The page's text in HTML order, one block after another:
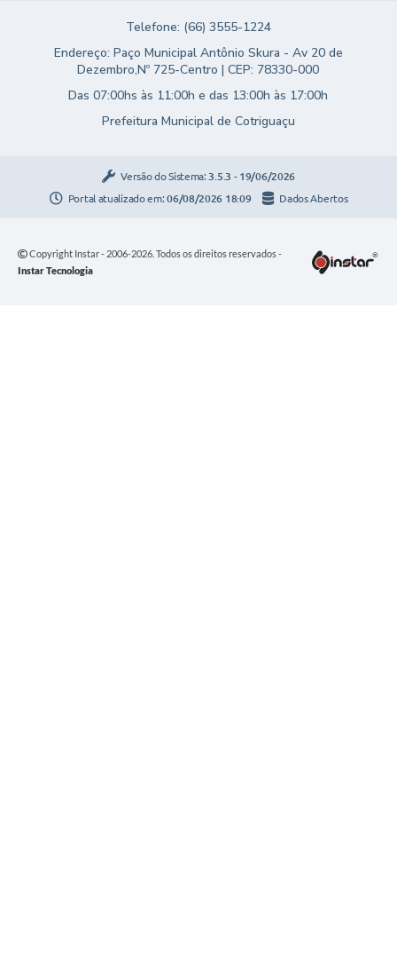
Telefone: (66) 3555-1224
Endereço: Paço Municipal Antônio Skura - Av 20 de
Dezembro,Nº 725-Centro | CEP: 78330-000
Das 07:00hs às 11:00h e das 13:00h às 17:00h
Prefeitura Municipal de Cotriguaçu
Versão do Sistema: 3.5.3 - 19/06/2026
Portal atualizado em:06/08/2026 18:09 Dados Abertos
Copyright Instar - 2006-2026. Todos os direitos reservados -
Instar Tecnologia